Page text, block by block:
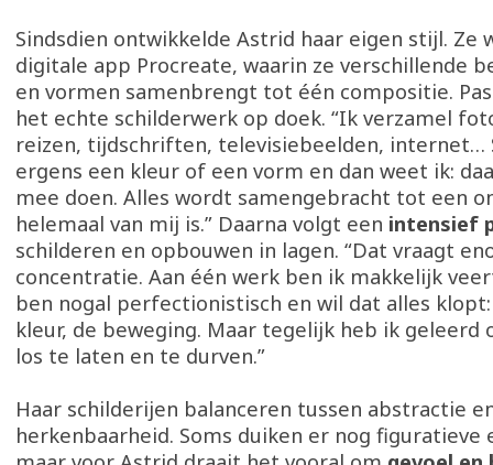
Sindsdien ontwikkelde Astrid haar eigen stijl. Ze
digitale app Procreate, waarin ze verschillende
en vormen samenbrengt tot één compositie.
het echte schilderwerk op doek. “Ik verzamel
reizen, tijdschriften, televisiebeelden, internet…
ergens een kleur of een vorm en dan weet ik:
mee doen. Alles wordt samengebracht tot een
helemaal van mij is.” Daarna volgt een intensief
schilderen en opbouwen in lagen. “Dat vraagt
concentratie. Aan één werk ben ik makkelijk
ben nogal perfectionistisch en wil dat alles
kleur, de beweging. Maar tegelijk heb ik geleerd
los te laten en te durven.”
Haar schilderijen balanceren tussen abstractie
herkenbaarheid. Soms duiken er nog figuratieve